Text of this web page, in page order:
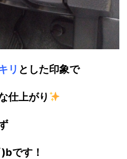
リ とした印象で
仕上がり
です！